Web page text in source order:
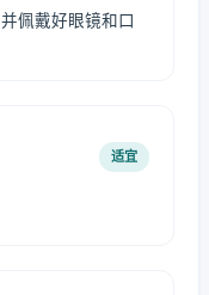
佩戴好眼镜和口
适宜